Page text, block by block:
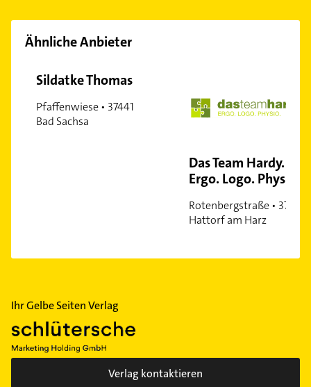
Ähnliche Anbieter
Sildatke Thomas
Pfaffenwiese • 37441
Bad Sachsa
Das Team Hardy.
Ergo. Logo. Physio
Rotenbergstraße • 37197
Hattorf am Harz
Ihr Gelbe Seiten Verlag
Verlag kontaktieren